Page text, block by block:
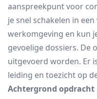
aanspreekpunt voor
je snel schakelen in
werkomgeving en kun
gevoelige dossiers. De
uitgevoerd worden. Er
leiding en toezicht op
Achtergrond opdracht